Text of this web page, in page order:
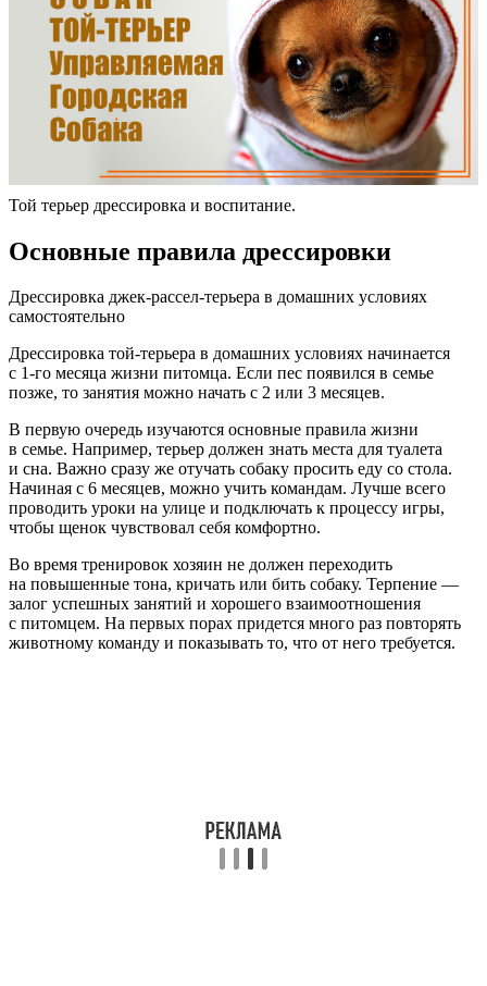
Той терьер дрессировка и воспитание.
Основные правила дрессировки
Дрессировка джек-рассел-терьера в домашних условиях
самостоятельно
Дрессировка той-терьера в домашних условиях начинается
с 1-го месяца жизни питомца. Если пес появился в семье
позже, то занятия можно начать с 2 или 3 месяцев.
В первую очередь изучаются основные правила жизни
в семье. Например, терьер должен знать места для туалета
и сна. Важно сразу же отучать собаку просить еду со стола.
Начиная с 6 месяцев, можно учить командам. Лучше всего
проводить уроки на улице и подключать к процессу игры,
чтобы щенок чувствовал себя комфортно.
Во время тренировок хозяин не должен переходить
на повышенные тона, кричать или бить собаку. Терпение —
залог успешных занятий и хорошего взаимоотношения
с питомцем. На первых порах придется много раз повторять
животному команду и показывать то, что от него требуется.